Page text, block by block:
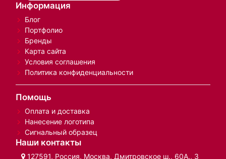
Информация
Блог
Портфолио
Бренды
Карта сайта
Условия соглашения
Политика конфиденциальности
Помощь
Оплата и доставка
Нанесение логотипа
Сигнальный образец
Наши контакты
127591, Россия, Москва, Дмитровское ш., 60А., 3